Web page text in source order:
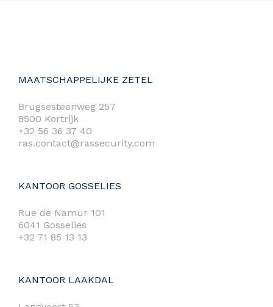
MAATSCHAPPELIJKE ZETEL
Brugsesteenweg 257
8500 Kortrijk
+32 56 36 37 40
ras.contact@rassecurity.com
KANTOOR GOSSELIES
Rue de Namur 101
6041 Gosselies
+32 71 85 13 13
KANTOOR LAAKDAL